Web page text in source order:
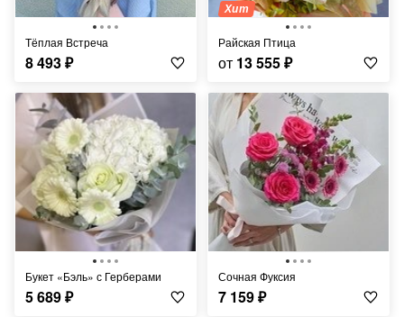
Тёплая Встреча
8 493₽
Хит
Райская Птица
от 13 555₽
Букет «Бэль» с Герберами
5 689₽
Сочная Фуксия
7 159₽